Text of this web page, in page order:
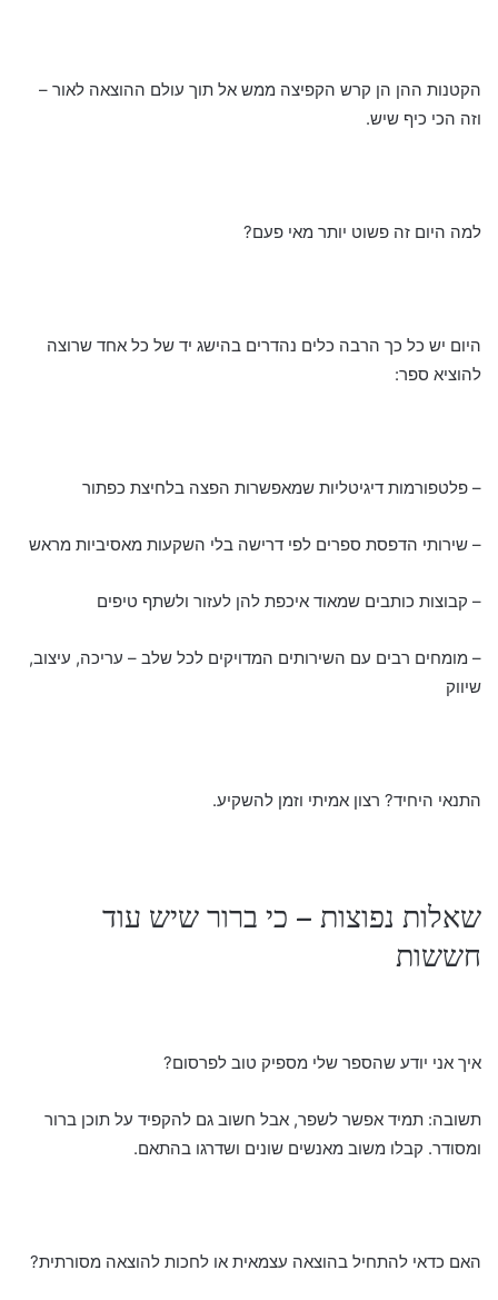
הקטנות ההן הן קרש הקפיצה ממש אל תוך עולם ההוצאה לאור –
וזה הכי כיף שיש.
למה היום זה פשוט יותר מאי פעם?
היום יש כל כך הרבה כלים נהדרים בהישג יד של כל אחד שרוצה
להוציא ספר:
– פלטפורמות דיגיטליות שמאפשרות הפצה בלחיצת כפתור
– שירותי הדפסת ספרים לפי דרישה בלי השקעות מאסיביות מראש
– קבוצות כותבים שמאוד איכפת להן לעזור ולשתף טיפים
– מומחים רבים עם השירותים המדויקים לכל שלב – עריכה, עיצוב,
שיווק
התנאי היחיד? רצון אמיתי וזמן להשקיע.
שאלות נפוצות – כי ברור שיש עוד
חששות
איך אני יודע שהספר שלי מספיק טוב לפרסום?
תשובה: תמיד אפשר לשפר, אבל חשוב גם להקפיד על תוכן ברור
ומסודר. קבלו משוב מאנשים שונים ושדרגו בהתאם.
האם כדאי להתחיל בהוצאה עצמאית או לחכות להוצאה מסורתית?